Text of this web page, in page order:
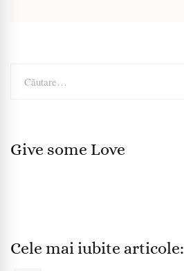
după:
Give some Love
Cele mai iubite articole: